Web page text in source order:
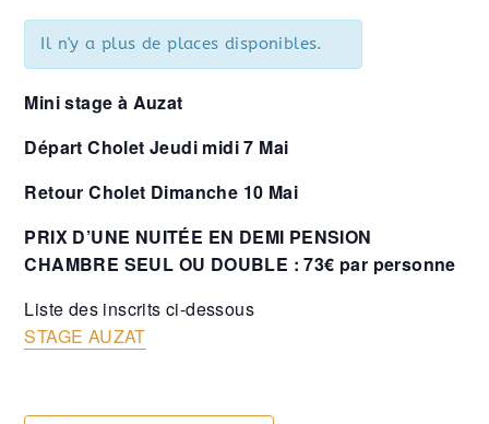
Il n'y a plus de places disponibles.
Mini stage à Auzat
Départ Cholet Jeudi midi 7 Mai
Retour Cholet Dimanche 10 Mai
PRIX D’UNE NUITÉE EN DEMI PENSION
CHAMBRE SEUL OU DOUBLE : 73€ par personne
Liste des inscrits ci-dessous
STAGE AUZAT